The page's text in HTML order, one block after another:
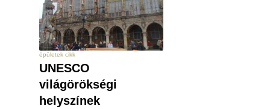
épületek cikk
UNESCO
világörökségi
helyszínek